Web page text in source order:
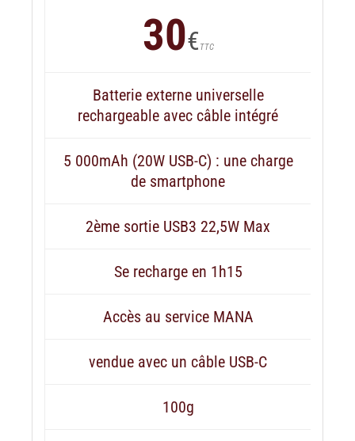
30€ TTC
Batterie externe universelle
rechargeable avec câble intégré
5 000mAh (20W USB-C) : une charge
de smartphone
2ème sortie USB3 22,5W Max
Se recharge en 1h15
Accès au service MANA
vendue avec un câble USB-C
100g